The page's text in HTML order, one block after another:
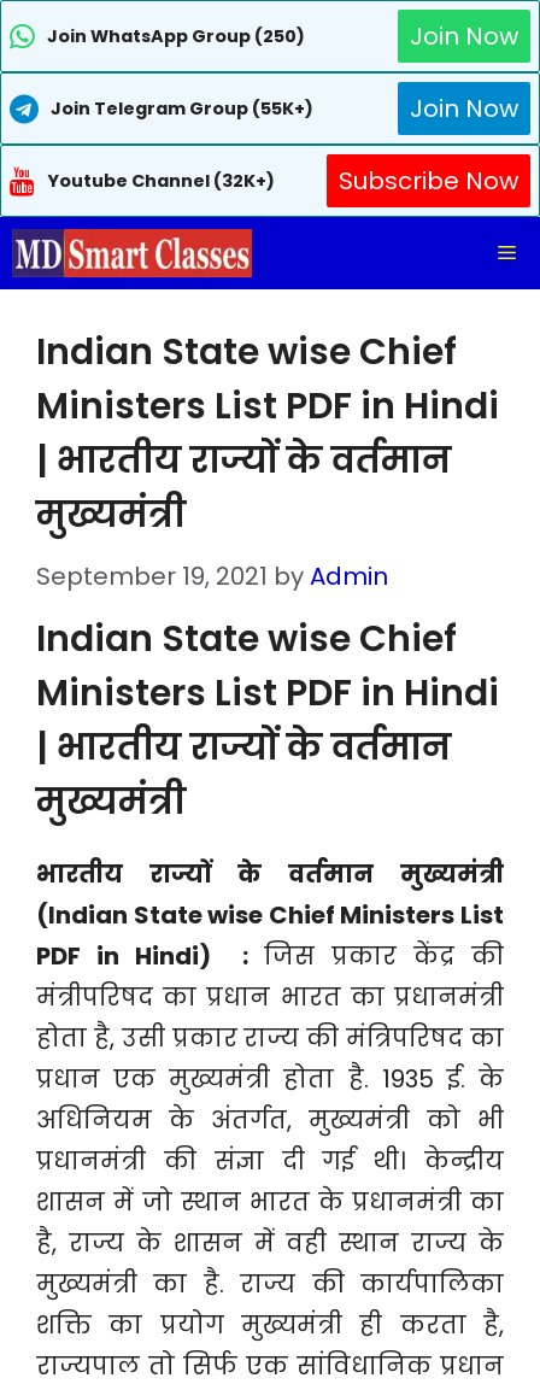
Join WhatsApp Group (250) Join Now
Join Telegram Group (55K+) Join Now
Youtube Channel (32K+)
Subscribe Now
Skip
to
Indian State wise Chief
Ministers List PDF in Hindi
| भारतीय राज्यों के वर्तमान
मुख्यमंत्री
September 19, 2021 byAdmin
Indian State wise Chief
Ministers List PDF in Hindi
| भारतीय राज्यों के वर्तमान
मुख्यमंत्री
भारतीय राज्यों के वर्तमान मुख्यमंत्री
(Indian State wise Chief Ministers List
PDF in Hindi) : जिस प्रकार केंद्र की
मंत्रीपरिषद का प्रधान भारत का प्रधानमंत्री
होता है, उसी प्रकार राज्य की मंत्रिपरिषद का
प्रधान एक मुख्यमंत्री होता है. 1935 ई. के
अधिनियम के अंतर्गत, मुख्यमंत्री को भी
प्रधानमंत्री की संज्ञा दी गई थी। केन्द्रीय
शासन में जो स्थान भारत के प्रधानमंत्री का
है, राज्य के शासन में वही स्थान राज्य के
मुख्यमंत्री का है. राज्य की कार्यपालिका
शक्ति का प्रयोग मुख्यमंत्री ही करता है,
राज्यपाल तो सिर्फ एक सांविधानिक प्रधान